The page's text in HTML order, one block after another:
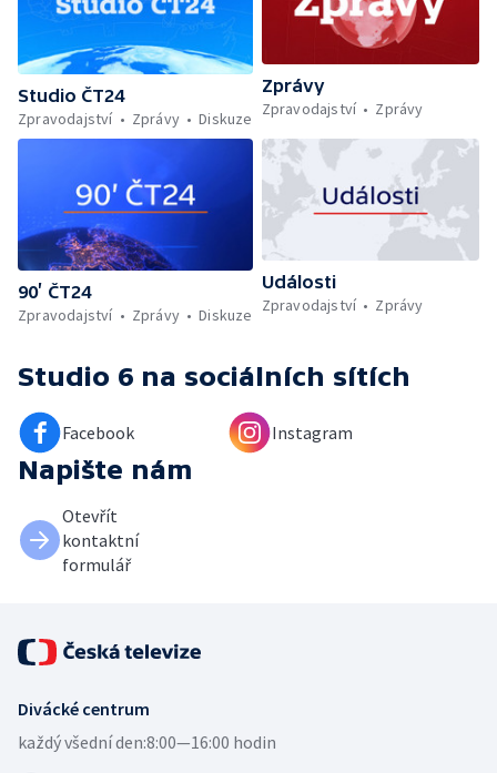
Studio ČT24
Zpravodajství
Zprávy Diskuze
Zprávy
Zpravodajství
Zprávy
90’ ČT24
Zpravodajství
Zprávy Diskuze
Události
Zpravodajství
Zprávy
Studio 6 na sociálních sítích
Facebook Instagram
Napište nám
Otevřít
kontaktní
formulář
Divácké centrum
každý všední den:8:00—16:00 hodin